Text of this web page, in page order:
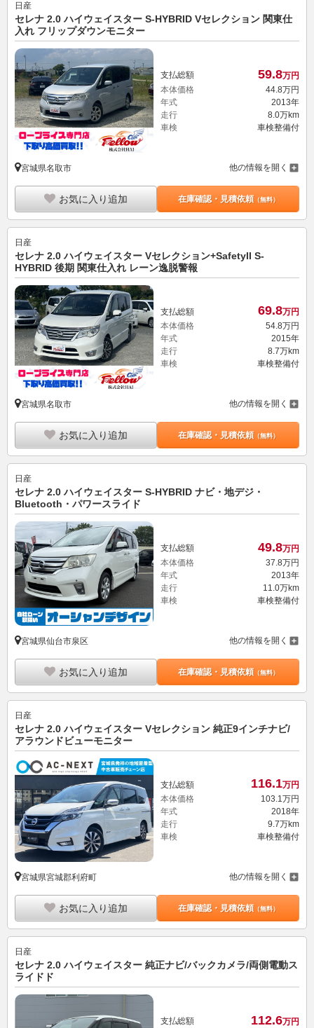
日産
セレナ 2.0 ハイウェイスター S-HYBRID Vセレクション 関東仕
入れ フリップダウンモニター
支払総額 59.8万円
本体価格
44.8万円
年式
2013年
走行
8.0万km
車検
車検整備付
宮城県名取市 他の情報を開く
お気に入り追加 在庫確認・見積依頼（無料）
日産
セレナ 2.0 ハイウェイスター Vセレクション+SafetyII S-
HYBRID 後期 関東仕入れ レーン逸脱警報
支払総額 69.8万円
本体価格
54.8万円
年式
2015年
走行
8.7万km
車検
車検整備付
宮城県名取市 他の情報を開く
お気に入り追加 在庫確認・見積依頼（無料）
日産
セレナ 2.0 ハイウェイスター S-HYBRID ナビ・地デジ・
Bluetooth・パワースライド
支払総額 49.8万円
本体価格
37.8万円
年式
2013年
走行
11.0万km
車検
車検整備付
宮城県仙台市泉区 他の情報を開く
お気に入り追加 在庫確認・見積依頼（無料）
日産
セレナ 2.0 ハイウェイスター Vセレクション 純正9インチナビ/
アラウンドビューモニター
支払総額 116.1万円
本体価格
103.1万円
年式
2018年
走行
9.7万km
車検
車検整備付
宮城県宮城郡利府町 他の情報を開く
お気に入り追加 在庫確認・見積依頼（無料）
日産
セレナ 2.0 ハイウェイスター 純正ナビ/バックカメラ/両側電動ス
ライドド
支払総額 112.6万円